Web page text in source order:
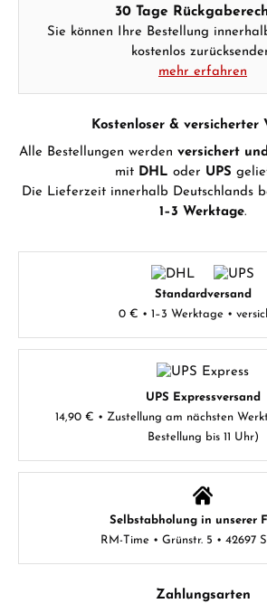
30 Tage
Sie können Ihre Bestellung
kostenlos
mehr erfahren
Kostenloser & versicherter
Alle Bestellungen werden versichert
mit DHL oder UPS
Die Lieferzeit innerhalb Deutschlands
1–3 Werktage.
Standardversand
0 € • 1–3 Werktage •
UPS Expressversand
14,90 € • Zustellung am nächsten
Bestellung bis 11 Uhr)
Selbstabholung in unserer
RM-Time • Grünstr. 5 • 42697
Zahlungsarten